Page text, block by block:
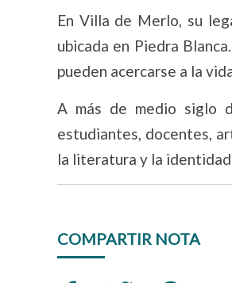
En Villa de Merlo, su
ubicada en Piedra
pueden acercarse a la
A más de medio siglo
estudiantes, docentes,
la literatura y la identidad
COMPARTIR NOTA